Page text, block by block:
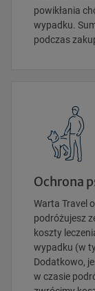
powikłania
wypadku.
podczas
Ochrona
Warta Travel
podróżujesz
koszty
wypadku (w
Dodatkowo,
w czasie